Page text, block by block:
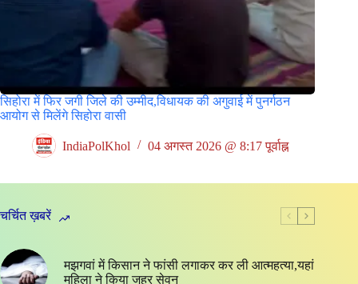
सिहोरा में फिर जगी जिले की उम्मीद,विधायक की अगुवाई में पुनर्गठन
आयोग से मिलेंगे सिहोरा वासी
IndiaPolKhol 04 अगस्त 2026 @ 8:17 पूर्वाह्न
चर्चित ख़बरें
मझगवां में किसान ने फांसी लगाकर कर ली आत्महत्या,यहां
महिला ने किया जहर सेवन